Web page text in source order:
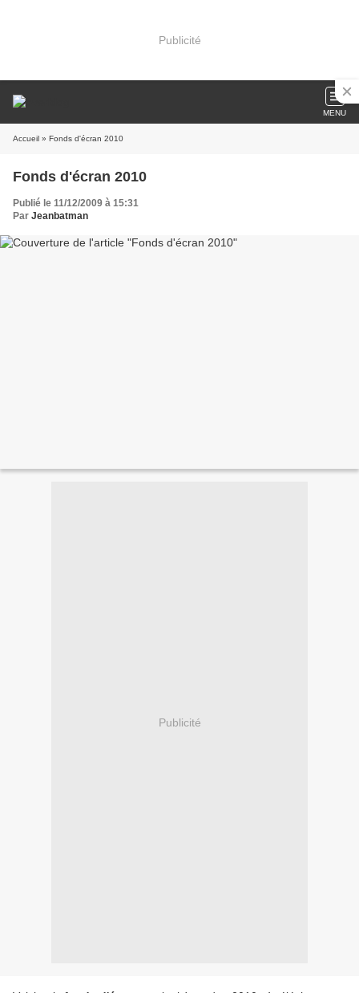
Publicité
MENU
Accueil » Fonds d'écran 2010
Fonds d'écran 2010
Publié le 11/12/2009 à 15:31
Par Jeanbatman
Publicité